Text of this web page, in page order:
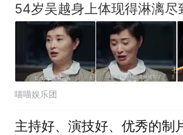
54岁吴越身上体现得淋漓尽
喵喵娱乐团
主持好、演技好、优秀的制